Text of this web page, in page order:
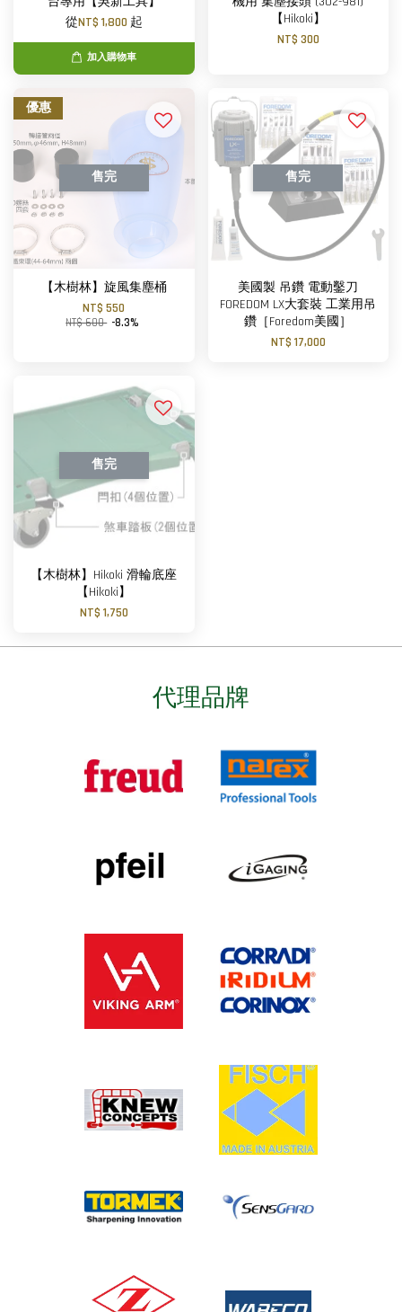
從NT$ 1,800 起
加入購物車
【Hikoki】
NT$ 300
優惠
售完
【木樹林】旋風集塵桶
NT$ 550
NT$ 600 -8.3%
售完
美國製 吊鑽 電動鑿刀
FOREDOM LX大套裝 工業用吊
鑽［Foredom美國］
NT$ 17,000
售完
【木樹林】Hikoki 滑輪底座
【Hikoki】
NT$ 1,750
代理品牌